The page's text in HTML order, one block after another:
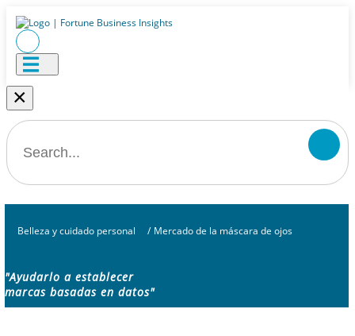
×
Belleza y cuidado personal / Mercado de la máscara de ojos
"Ayudarlo a establecer
marcas basadas en datos"